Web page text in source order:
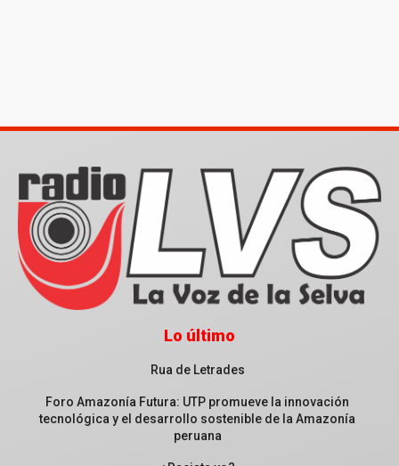
Lo último
Rua de Letrades
Foro Amazonía Futura: UTP promueve la innovación
tecnológica y el desarrollo sostenible de la Amazonía
peruana